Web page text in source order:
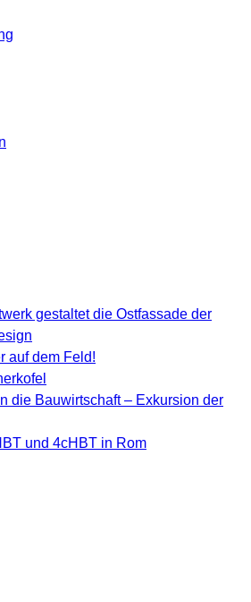
gestaltet die Ostfassade der
auf dem Feld!
die Bauwirtschaft – Exkursion der
und 4cHBT in Rom